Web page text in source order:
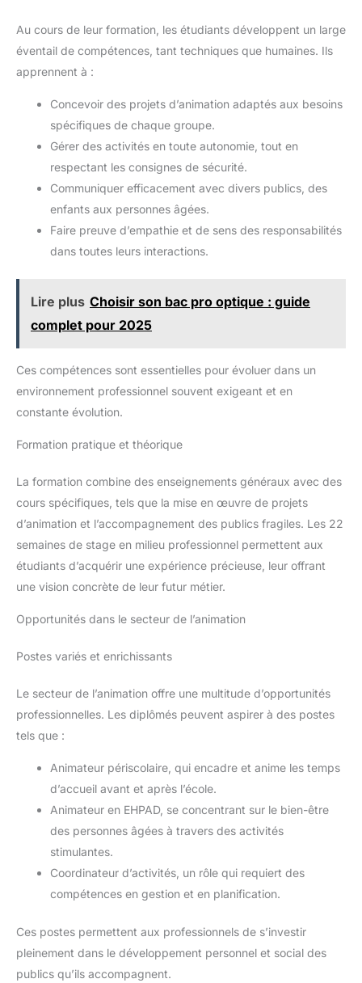
Au cours de leur formation, les étudiants développent un large
éventail de compétences, tant techniques que humaines. Ils
apprennent à :
Concevoir des projets d’animation adaptés aux besoins
spécifiques de chaque groupe.
Gérer des activités en toute autonomie, tout en
respectant les consignes de sécurité.
Communiquer efficacement avec divers publics, des
enfants aux personnes âgées.
Faire preuve d’empathie et de sens des responsabilités
dans toutes leurs interactions.
Lire plus Choisir son bac pro optique : guide
complet pour 2025
Ces compétences sont essentielles pour évoluer dans un
environnement professionnel souvent exigeant et en
constante évolution.
Formation pratique et théorique
La formation combine des enseignements généraux avec des
cours spécifiques, tels que la mise en œuvre de projets
d’animation et l’accompagnement des publics fragiles. Les 22
semaines de stage en milieu professionnel permettent aux
étudiants d’acquérir une expérience précieuse, leur offrant
une vision concrète de leur futur métier.
Opportunités dans le secteur de l’animation
Postes variés et enrichissants
Le secteur de l’animation offre une multitude d’opportunités
professionnelles. Les diplômés peuvent aspirer à des postes
tels que :
Animateur périscolaire, qui encadre et anime les temps
d’accueil avant et après l’école.
Animateur en EHPAD, se concentrant sur le bien-être
des personnes âgées à travers des activités
stimulantes.
Coordinateur d’activités, un rôle qui requiert des
compétences en gestion et en planification.
Ces postes permettent aux professionnels de s’investir
pleinement dans le développement personnel et social des
publics qu’ils accompagnent.